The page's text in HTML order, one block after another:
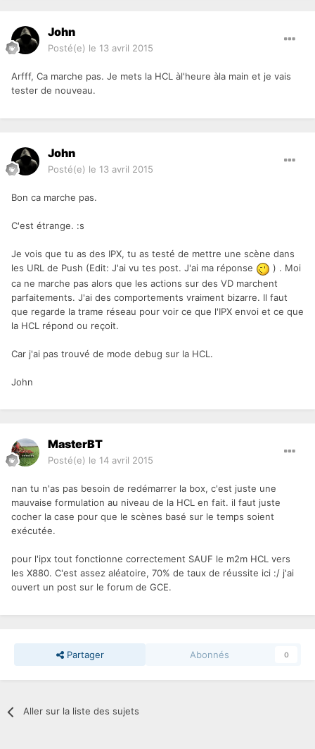
John
Posté(e) le 13 avril 2015
Arfff, Ca marche pas. Je mets la HCL àl'heure àla main et je vais
tester de nouveau.
John
Posté(e) le 13 avril 2015
Bon ca marche pas.
C'est étrange. :s
Je vois que tu as des IPX, tu as testé de mettre une scène dans
les URL de Push (Edit: J'ai vu tes post. J'ai ma réponse
) . Moi
ca ne marche pas alors que les actions sur des VD marchent
parfaitements. J'ai des comportements vraiment bizarre. Il faut
que regarde la trame réseau pour voir ce que l'IPX envoi et ce que
la HCL répond ou reçoit.
Car j'ai pas trouvé de mode debug sur la HCL.
John
MasterBT
Posté(e) le 14 avril 2015
nan tu n'as pas besoin de redémarrer la box, c'est juste une
mauvaise formulation au niveau de la HCL en fait. il faut juste
cocher la case pour que le scènes basé sur le temps soient
exécutée.
pour l'ipx tout fonctionne correctement SAUF le m2m HCL vers
les X880. C'est assez aléatoire, 70% de taux de réussite ici :/ j'ai
ouvert un post sur le forum de GCE.
Partager Abonnés 0
Aller sur la liste des sujets